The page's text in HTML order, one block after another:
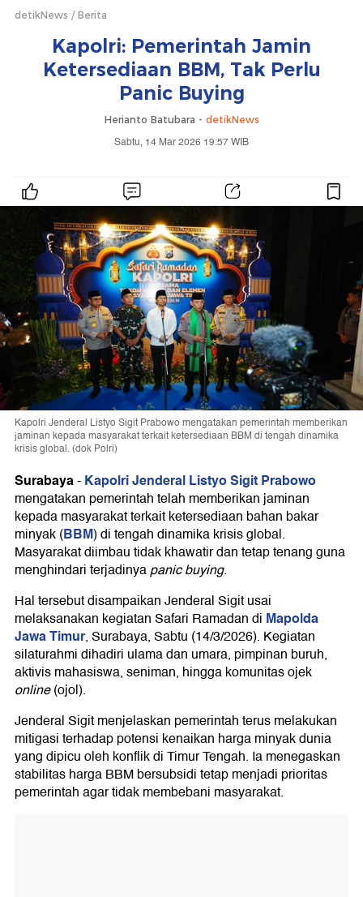
detikNews Berita
Kapolri: Pemerintah Jamin
Ketersediaan BBM, Tak Perlu
Panic Buying
Herianto Batubara - detikNews
Sabtu, 14 Mar 2026 19:57 WIB
Kapolri Jenderal Listyo Sigit Prabowo mengatakan pemerintah memberikan
jaminan kepada masyarakat terkait ketersediaan BBM di tengah dinamika
krisis global. (dok Polri)
Surabaya-Kapolri Jenderal Listyo Sigit Prabowo
mengatakan pemerintah telah memberikan jaminan
kepada masyarakat terkait ketersediaan bahan bakar
minyak (BBM) di tengah dinamika krisis global.
Masyarakat diimbau tidak khawatir dan tetap tenang guna
menghindari terjadinyapanic buying.
Hal tersebut disampaikan Jenderal Sigit usai
melaksanakan kegiatan Safari Ramadan di Mapolda
Jawa Timur, Surabaya, Sabtu (14/3/2026). Kegiatan
silaturahmi dihadiri ulama dan umara, pimpinan buruh,
aktivis mahasiswa, seniman, hingga komunitas ojek
online(ojol).
Jenderal Sigit menjelaskan pemerintah terus melakukan
mitigasi terhadap potensi kenaikan harga minyak dunia
yang dipicu oleh konflik di Timur Tengah. Ia menegaskan
stabilitas harga BBM bersubsidi tetap menjadi prioritas
pemerintah agar tidak membebani masyarakat.